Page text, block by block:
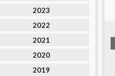
2023
2022
2021
2020
2019